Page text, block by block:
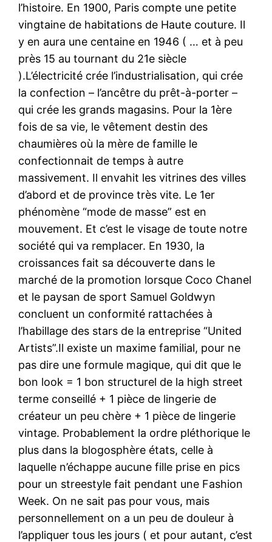
l’histoire. En 1900, Paris compte une petite
vingtaine de habitations de Haute couture. Il
y en aura une centaine en 1946 ( … et à peu
près 15 au tournant du 21e siècle
).L’électricité crée l’industrialisation, qui crée
la confection – l’ancêtre du prêt-à-porter –
qui crée les grands magasins. Pour la 1ère
fois de sa vie, le vêtement destin des
chaumières où la mère de famille le
confectionnait de temps à autre
massivement. Il envahit les vitrines des villes
d’abord et de province très vite. Le 1er
phénomène “mode de masse” est en
mouvement. Et c’est le visage de toute notre
société qui va remplacer. En 1930, la
croissances fait sa découverte dans le
marché de la promotion lorsque Coco Chanel
et le paysan de sport Samuel Goldwyn
concluent un conformité rattachées à
l’habillage des stars de la entreprise “United
Artists”.Il existe un maxime familial, pour ne
pas dire une formule magique, qui dit que le
bon look = 1 bon structurel de la high street
terme conseillé + 1 pièce de lingerie de
créateur un peu chère + 1 pièce de lingerie
vintage. Probablement la ordre pléthorique le
plus dans la blogosphère états, celle à
laquelle n’échappe aucune fille prise en pics
pour un streestyle fait pendant une Fashion
Week. On ne sait pas pour vous, mais
personnellement on a un peu de douleur à
l’appliquer tous les jours ( et pour autant, c’est